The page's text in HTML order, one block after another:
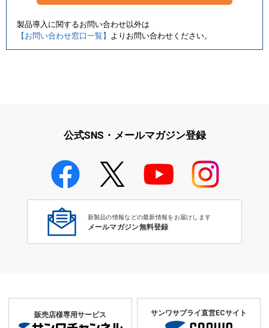
製品導入に関するお問い合わせ以外は
【お問い合わせ窓口一覧】 よりお問い合わせください。
公式SNS・メールマガジン登録
新製品の情報などの最新情報をお届けします
メールマガジン無料登録
販売店様専用サービス サンワサプライ直営ECサイト